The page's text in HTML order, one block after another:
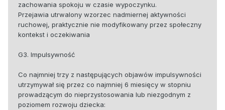
zachowania spokoju w czasie wypoczynku.
Przejawia utrwalony wzorzec nadmiernej aktywności
ruchowej, praktycznie nie modyfikowany przez społeczny
kontekst i oczekiwania
G3. Impulsywność
Co najmniej trzy z następujących objawów impulsywności
utrzymywał się przez co najmniej 6 miesięcy w stopniu
prowadzącym do nieprzystosowania lub niezgodnym z
poziomem rozwoju dziecka: